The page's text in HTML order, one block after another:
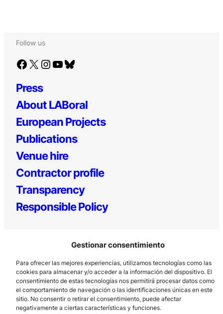
Gestionar consentimiento
Para ofrecer las mejores experiencias, utilizamos tecnologías como las
cookies para almacenar y/o acceder a la información del dispositivo. El
consentimiento de estas tecnologías nos permitirá procesar datos como
el comportamiento de navegación o las identificaciones únicas en este
sitio. No consentir o retirar el consentimiento, puede afectar
negativamente a ciertas características y funciones.
Follow us
Facebook X Instagram YouTube Bluesky
Press
About LABoral
European Projects
Publications
Venue hire
Contractor profile
Transparency
Responsible Policy
Los Prados, 121 – 33203 Gijón
985 185 577 – info@laboralcentrodearte.org